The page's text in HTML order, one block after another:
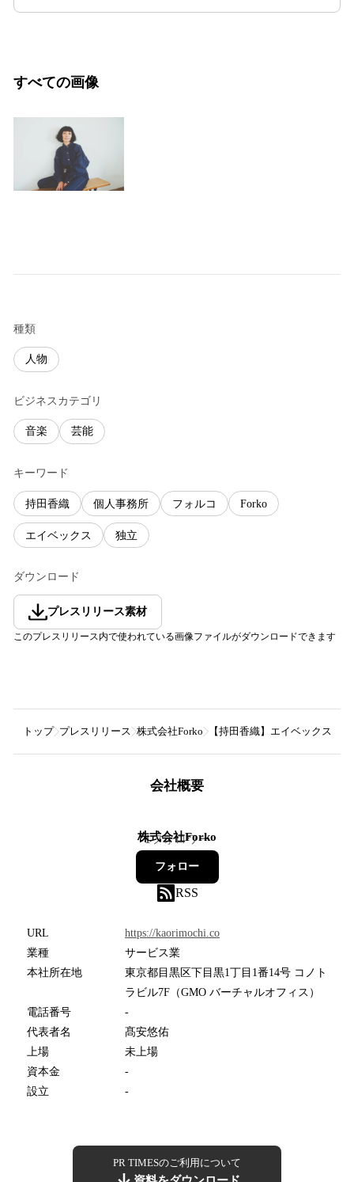
すべての画像
種類
人物
ビジネスカテゴリ
音楽 芸能
キーワード
持田香織 個人事務所 フォルコ Forko
エイベックス 独立
ダウンロード
プレスリリース素材
このプレスリリース内で使われている画像ファイルがダウンロードできます
トップ プレスリリース 株式会社Forko 【持田香織】エイベックス・
会社概要
株式会社Forko
1フォロワー
フォロー
RSS
URL
https://kaorimochi.co
業種
サービス業
本社所在地
東京都目黒区下目黒1丁目1番14号 コノト
ラビル7F（GMO バーチャルオフィス）
電話番号
-
代表者名
髙安悠佑
上場
未上場
資本金
-
設立
-
PR TIMESのご利用について